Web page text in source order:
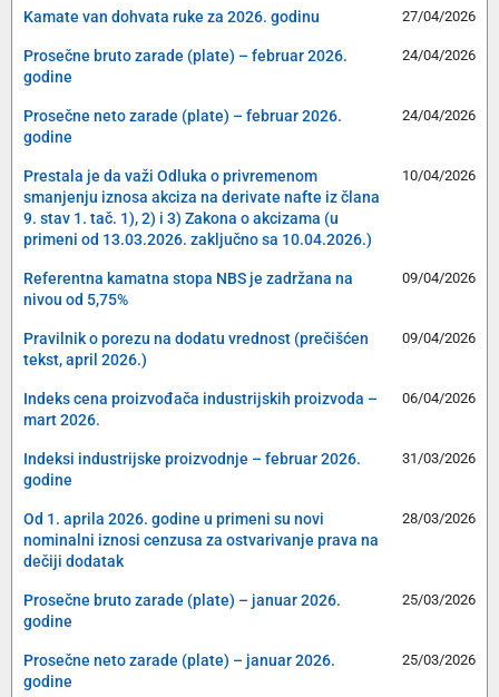
Kamate van dohvata ruke za 2026. godinu 27/04/2026
Prosečne bruto zarade (plate) – februar 2026.
godine
24/04/2026
Prosečne neto zarade (plate) – februar 2026.
godine
24/04/2026
Prestala je da važi Odluka o privremenom
smanjenju iznosa akciza na derivate nafte iz člana
9. stav 1. tač. 1), 2) i 3) Zakona o akcizama (u
primeni od 13.03.2026. zaključno sa 10.04.2026.)
10/04/2026
Referentna kamatna stopa NBS je zadržana na
nivou od 5,75%
09/04/2026
Pravilnik o porezu na dodatu vrednost (prečišćen
tekst, april 2026.)
09/04/2026
Indeks cena proizvođača industrijskih proizvoda –
mart 2026.
06/04/2026
Indeksi industrijske proizvodnje – februar 2026.
godine
31/03/2026
Od 1. aprila 2026. godine u primeni su novi
nominalni iznosi cenzusa za ostvarivanje prava na
dečiji dodatak
28/03/2026
Prosečne bruto zarade (plate) – januar 2026.
godine
25/03/2026
Prosečne neto zarade (plate) – januar 2026.
godine
25/03/2026